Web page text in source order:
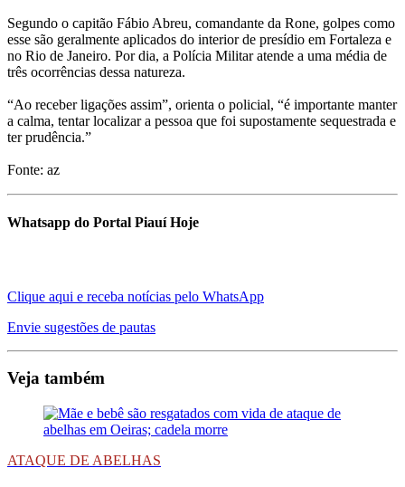
Segundo o capitão Fábio Abreu, comandante da Rone, golpes como
esse são geralmente aplicados do interior de presídio em Fortaleza e
no Rio de Janeiro. Por dia, a Polícia Militar atende a uma média de
três ocorrências dessa natureza.
“Ao receber ligações assim”, orienta o policial, “é importante manter
a calma, tentar localizar a pessoa que foi supostamente sequestrada e
ter prudência.”
Fonte: az
Whatsapp do Portal Piauí Hoje
Clique aqui e receba notícias pelo WhatsApp
Envie sugestões de pautas
Veja também
ATAQUE DE ABELHAS